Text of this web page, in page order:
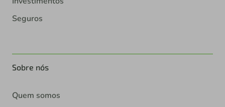
Seguros
Sobre nós
Quem somos